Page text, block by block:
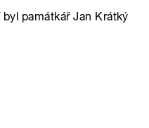
památkář Jan Krátký